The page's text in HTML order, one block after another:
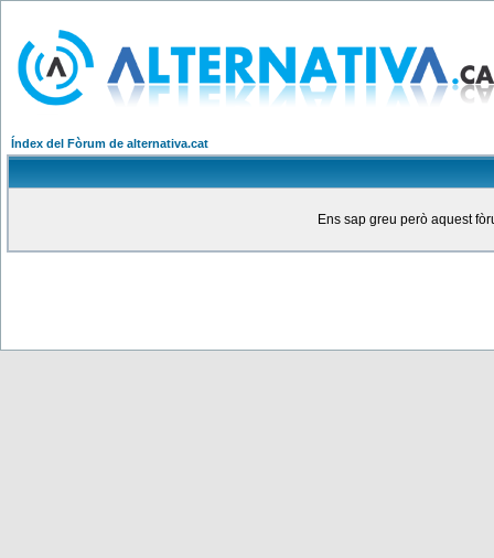
Índex del Fòrum de alternativa.cat
Ens sap greu però aquest